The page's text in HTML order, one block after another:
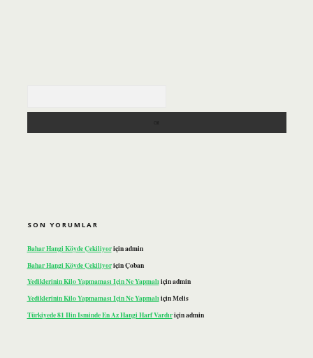
SON YORUMLAR
Bahar Hangi Köyde Çekiliyoriçinadmin
Bahar Hangi Köyde ÇekiliyoriçinÇoban
Yediklerinin Kilo Yapmaması Için Ne Yapmalıiçinadmin
Yediklerinin Kilo Yapmaması Için Ne YapmalıiçinMelis
Türkiyede 81 Ilin Isminde En Az Hangi Harf Vardıriçinadmin